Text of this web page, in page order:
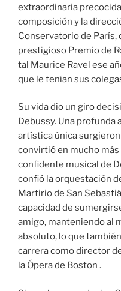
extraordinaria
composición y la
Conservatorio de París,
prestigioso Premio de
tal Maurice Ravel ese
que le tenían sus
Su vida dio un giro
Debussy. Una profunda
artística única
convirtió en mucho
confidente musical de
confió la orquestación
Martirio de San
capacidad de
amigo, manteniendo al
absoluto, lo que
carrera como director
la Ópera de Boston .